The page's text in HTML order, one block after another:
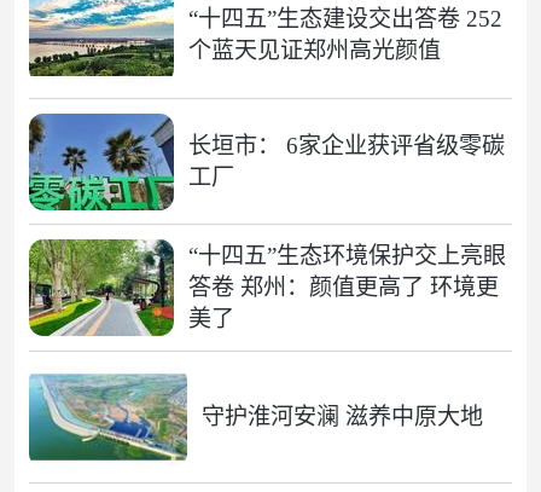
“十四五”生态建设交出答卷 252
个蓝天见证郑州高光颜值
长垣市： 6家企业获评省级零碳
工厂
“十四五”生态环境保护交上亮眼
答卷 郑州：颜值更高了 环境更
美了
守护淮河安澜 滋养中原大地